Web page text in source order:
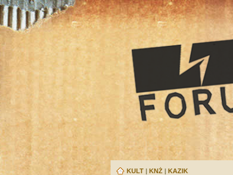
KULT | KNŻ | KAZIK